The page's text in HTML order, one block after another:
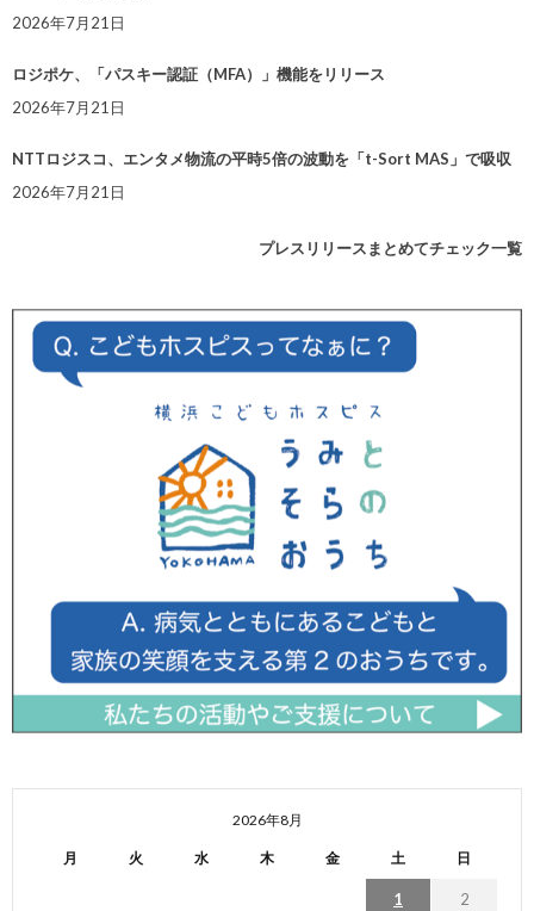
2026年7月21日
ロジポケ、「パスキー認証（MFA）」機能をリリース
2026年7月21日
NTTロジスコ、エンタメ物流の平時5倍の波動を「t-Sort MAS」で吸収
2026年7月21日
プレスリリースまとめてチェック一覧
2026年8月
月 火 水 木 金 土 日
1 2